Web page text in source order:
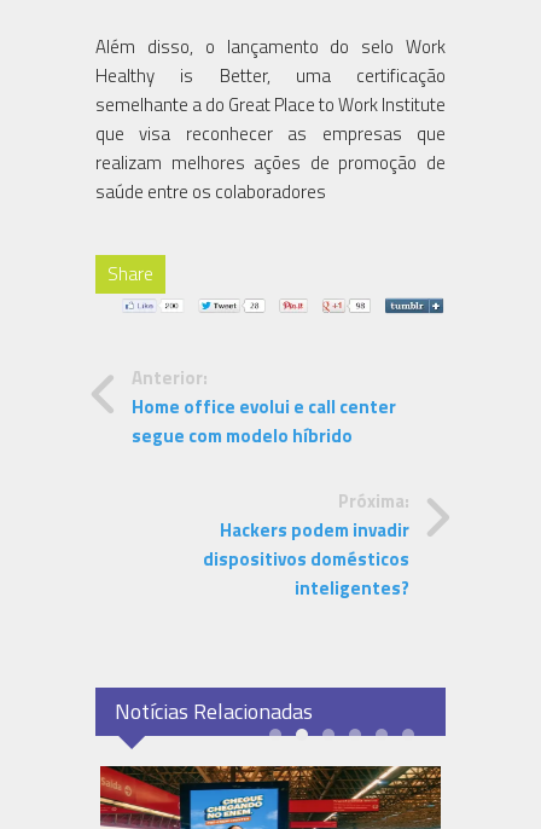
Além disso, o lançamento do selo Work
Healthy is Better, uma certificação
semelhante a do Great Place to Work Institute
que visa reconhecer as empresas que
realizam melhores ações de promoção de
saúde entre os colaboradores
Share
Anterior:
Home office evolui e call center
segue com modelo híbrido
Próxima:
Hackers podem invadir
dispositivos domésticos
inteligentes?
Notícias Relacionadas